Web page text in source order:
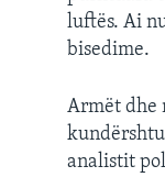
luftës. Ai
bisedime.
Armët dhe
analistit